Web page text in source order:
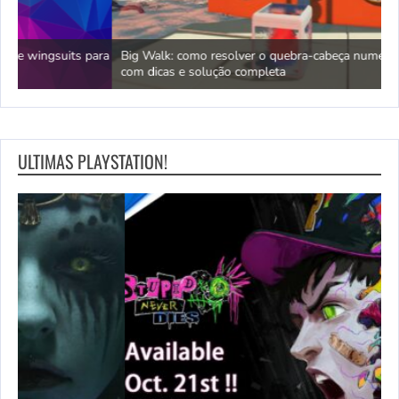
Big Walk: como resolver o quebra-cabeça numérico perto da praia
com dicas e solução completa
ULTIMAS PLAYSTATION!